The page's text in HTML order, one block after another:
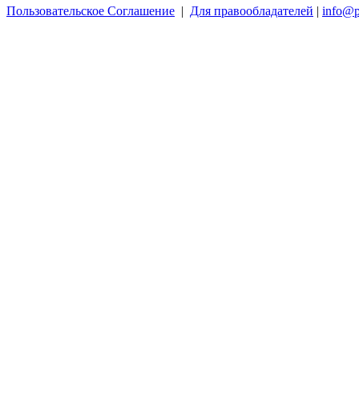
Пользовательское Соглашение | Для правообладателей |